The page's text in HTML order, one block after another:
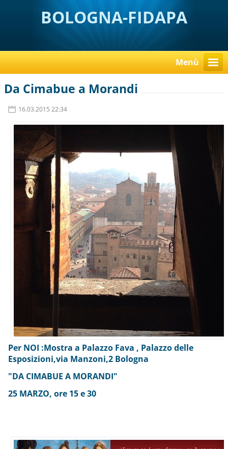
BOLOGNA-FIDAPA
Menù
Da Cimabue a Morandi
16.03.2015 22:34
Per NOI :Mostra a Palazzo Fava , Palazzo delle
Esposizioni,via Manzoni,2 Bologna
"DA CIMABUE A MORANDI"
25 MARZO, ore 15 e 30